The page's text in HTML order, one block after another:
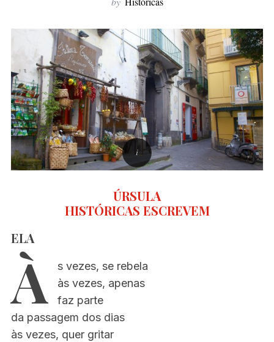
:
ÚRSULA
HISTÓRICAS ESCREVEM
ELA
À
s vezes, se rebela
às vezes, apenas
faz parte
da passagem dos dias
às vezes, quer gritar